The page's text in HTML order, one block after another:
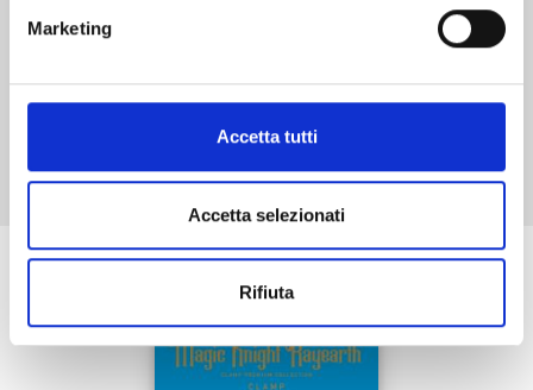
Marketing
Accetta tutti
Accetta selezionati
Rifiuta
Mostra tutto
Se ti è piaciuto prova anche: